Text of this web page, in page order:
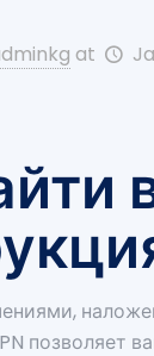
at
позволяет